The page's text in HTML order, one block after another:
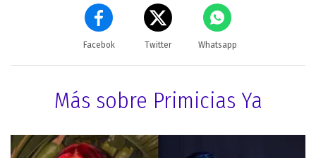
Facebok Twitter Whatsapp
Más sobre Primicias Ya